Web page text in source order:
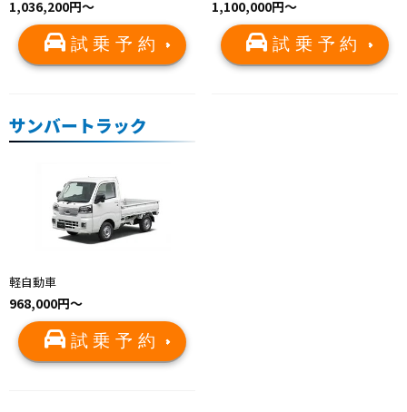
1,036,200円～
試乗予約
1,100,000円～
試乗予約
サンバートラック
軽自動車
968,000円～
試乗予約